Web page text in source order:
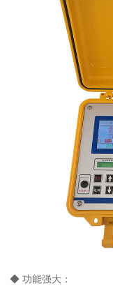
◆ 功能强大：